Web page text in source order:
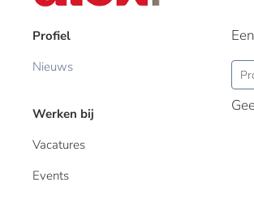
Profiel
Nieuws
Werken bij
Vacatures
Events